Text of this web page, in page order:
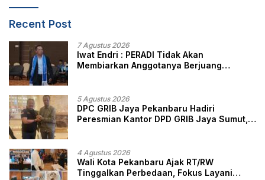
Recent Post
7 Agustus 2026
Iwat Endri : PERADI Tidak Akan
Membiarkan Anggotanya Berjuang
5 Agustus 2026
DPC GRIB Jaya Pekanbaru Hadiri
Peresmian Kantor DPD GRIB Jaya Sumut,
4 Agustus 2026
Wali Kota Pekanbaru Ajak RT/RW
Tinggalkan Perbedaan, Fokus Layani